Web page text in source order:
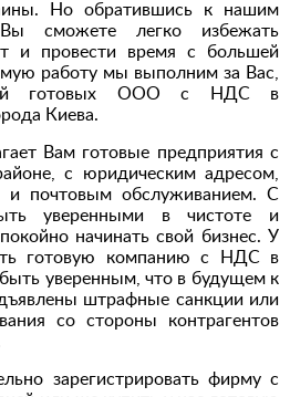
Но обратившись к нашим
сможете легко избежать
и провести время с большей
работу мы выполним за Вас,
готовых ООО с НДС в
Киева.
Вам готовые предприятия с
с юридическим адресом,
и почтовым обслуживанием. С
уверенными в чистоте и
начинать свой бизнес. У
готовую компанию с НДС в
быть уверенным, что в будущем к
штрафные санкции или
со стороны контрагентов
зарегистрировать фирму с